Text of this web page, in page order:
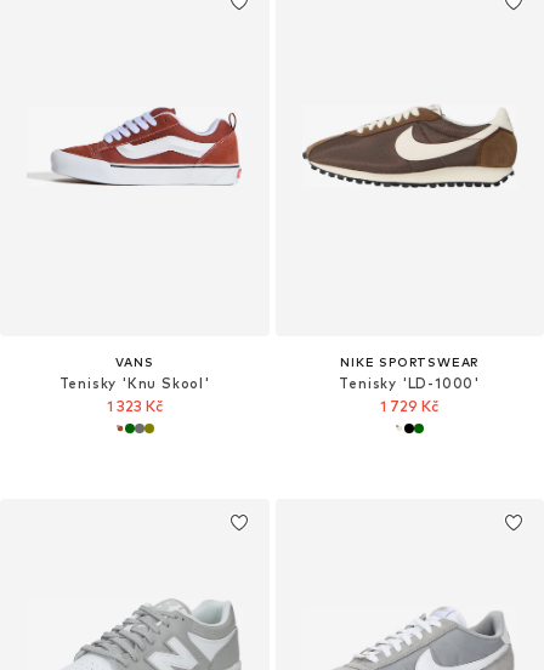
VANS
Tenisky 'Knu Skool'
1 323 Kč
NIKE SPORTSWEAR
Tenisky 'LD-1000'
1 729 Kč